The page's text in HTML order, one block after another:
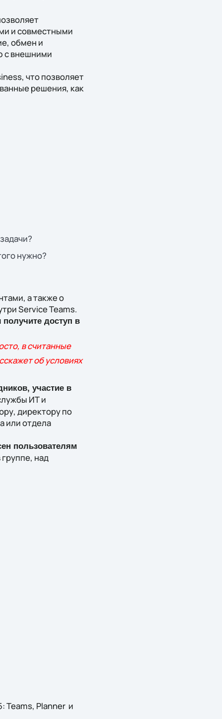
и совместными
обмен и
с внешними
что позволяет
решения, как
нужно?
а также о
Service Teams.
доступ в
в считанные
об условиях
участие в
ИТ и
директору по
или отдела
пользователям
над
Teams, Planner и